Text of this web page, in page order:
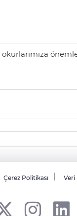
önemle
Çerez Politikası Veri